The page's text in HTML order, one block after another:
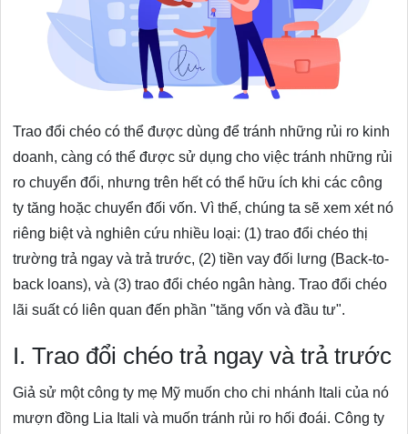
Trao đổi chéo có thể được dùng để tránh những rủi ro kinh
doanh, càng có thể được sử dụng cho việc tránh những rủi
ro chuyển đổi, nhưng trên hết có thể hữu ích khi các công
ty tăng hoặc chuyển đối vốn. Vì thế, chúng ta sẽ xem xét nó
riêng biệt và nghiên cứu nhiều loại: (1) trao đổi chéo thị
trường trả ngay và trả trước, (2) tiền vay đối lưng (Back-to-
back loans), và (3) trao đổi chéo ngân hàng. Trao đổi chéo
lãi suất có liên quan đến phần "tăng vốn và đầu tư".
I. Trao đổi chéo trả ngay và trả trước
Giả sử một công ty mẹ Mỹ muốn cho chi nhánh Itali của nó
mượn đồng Lia Itali và muốn tránh rủi ro hối đoái. Công ty